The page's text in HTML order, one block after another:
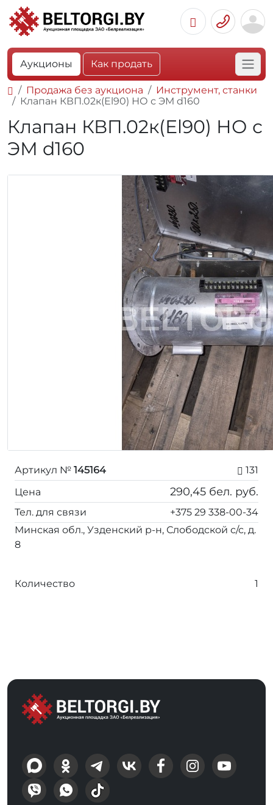
Аукционы Как продать
Продажа без аукциона
Инструмент, станки
Клапан КВП.02к(Еl90) НО с ЭМ d160
Клапан КВП.02к(Еl90) НО с
ЭМ d160
Артикул № 145164
131
Цена
290,45 бел. руб.
Тел. для связи
+375 29 338-00-34
Минская обл., Узденский р-н, Слободской с/с, д.
8
Количество 1